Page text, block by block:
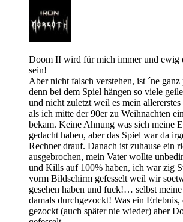
Doom II wird für mich immer und ewig
sein!
Aber nicht falsch verstehen, ist ´ne ganz
denn bei dem Spiel hängen so viele
und nicht zuletzt weil es mein
als ich mitte der 90er zu Weihnachten
bekam. Keine Ahnung was sich meine
gedacht haben, aber das Spiel war da
Rechner drauf. Danach ist zuhause ein
ausgebrochen, mein Vater wollte
und Kills auf 100% haben, ich war zig
vorm Bildschirm gefesselt weil wir
gesehen haben und fuck!… selbst
damals durchgezockt! Was ein Erlebnis,
gezockt (auch später nie wieder) aber